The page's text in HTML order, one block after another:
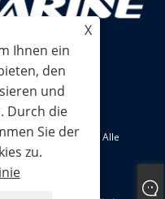
and Trade Co., Ltd. Alle
X
Ihnen ein
den
und
Durch die
Sie der
zu.